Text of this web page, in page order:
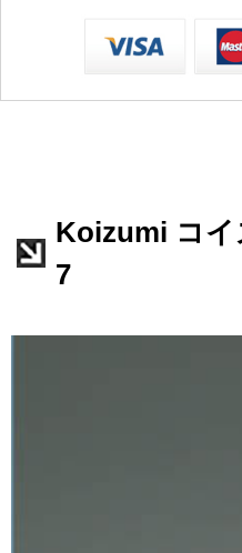
Koizumi コイ
7